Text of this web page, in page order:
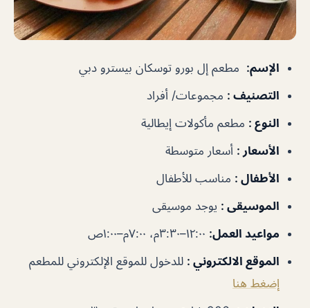
الإسم: مطعم إل بورو توسكان بيسترو دبي
التصنيف : مجموعات/ أفراد
النوع : مطعم مأكولات إيطالية
الأسعار : أسعار متوسطة
الأطفال : مناسب للأطفال
الموسيقى : يوجد موسيقى
مواعيد العمل:
الموقع الالكتروني : للدخول للموقع الإلكتروني للمطعم
إضغط هنا